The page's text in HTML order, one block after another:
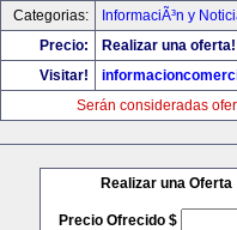
Categorias:
InformaciÃ³n y
Precio:
Realizar una oferta!
Visitar!
Serán consideradas
Realizar una Oferta
Precio Ofrecido $